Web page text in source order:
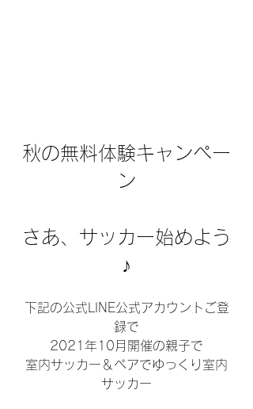
秋の無料体験キャンペー
ン
さあ、サッカー始めよう
♪
下記の公式LINE公式アカウントご登
録で
2021年10月開催の親子で
室内サッカー＆ペアでゆっくり室内
サッカー